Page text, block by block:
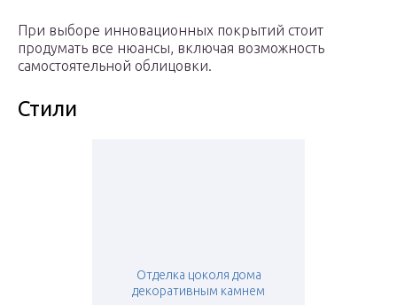
При выборе инновационных покрытий стоит
продумать все нюансы, включая возможность
самостоятельной облицовки.
Стили
Отделка цоколя дома
декоративным камнем